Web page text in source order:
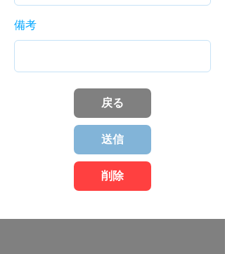
備考
戻る
送信
削除